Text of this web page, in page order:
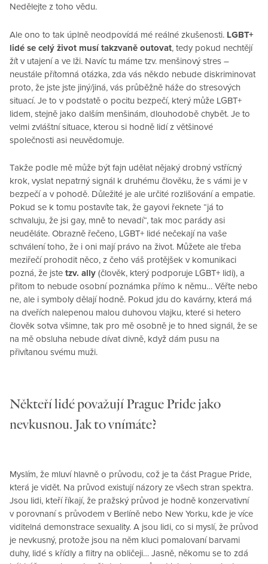
Nedělejte z toho vědu.
Ale ono to tak úplně neodpovídá mé reálné zkušenosti. LGBT+
lidé se celý život musí takzvaně outovat, tedy pokud nechtějí
žít v utajení a ve lži. Navíc tu máme tzv. menšinový stres –
neustále přítomná otázka, zda vás někdo nebude diskriminovat
proto, že jste jste jiný/jiná, vás průběžně háže do stresových
situací. Je to v podstatě o pocitu bezpečí, který může LGBT+
lidem, stejně jako dalším menšinám, dlouhodobě chybět. Je to
velmi zvláštní situace, kterou si hodně lidí z většinové
společnosti asi neuvědomuje.
Takže podle mě může být fajn udělat nějaký drobný vstřícný
krok, vyslat nepatrný signál k druhému člověku, že s vámi je v
bezpečí a v pohodě. Důležité je ale určité rozlišování a empatie.
Pokud se k tomu postavíte tak, že gayovi řeknete “já to
schvaluju, že jsi gay, mně to nevadí“, tak moc parády asi
neuděláte. Obrazně řečeno, LGBT+ lidé nečekají na vaše
schválení toho, že i oni mají právo na život. Můžete ale třeba
meziřečí prohodit něco, z čeho váš protějšek v komunikaci
pozná, že jste tzv. ally (člověk, který podporuje LGBT+ lidi), a
přitom to nebude osobní poznámka přímo k němu… Věřte nebo
ne, ale i symboly dělají hodně. Pokud jdu do kavárny, která má
na dveřích nalepenou malou duhovou vlajku, které si hetero
člověk sotva všimne, tak pro mě osobně je to hned signál, že se
na mě obsluha nebude dívat divně, když dám pusu na
přivítanou svému muži.
Někteří lidé považují Prague Pride jako
nevkusnou. Jak to vnímáte?
Myslím, že mluví hlavně o průvodu, což je ta část Prague Pride,
která je vidět. Na průvod existují názory ze všech stran spektra.
Jsou lidi, kteří říkají, že pražský průvod je hodně konzervativní
v porovnaní s průvodem v Berlíně nebo New Yorku, kde je více
viditelná demonstrace sexuality. A jsou lidi, co si myslí, že průvod
je nevkusný, protože jsou na něm kluci pomalovaní barvami
duhy, lidé s křídly a flitry na obličeji… Jasně, někomu se to zdá